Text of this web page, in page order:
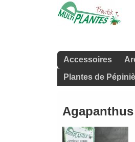
Accessoires
Plantes de